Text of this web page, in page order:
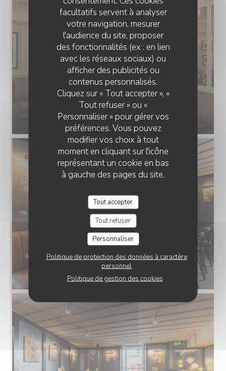
facultatifs servent à analyser
votre navigation, mesurer
l'audience du site, proposer
des fonctionnalités (ex : en lien
avec les réseaux sociaux) ou
afficher des publicités ou
contenus personnalisés.
Cliquez sur « Tout accepter », «
Tout refuser » ou «
Personnaliser » pour gérer vos
préférences. Vous pouvez
modifier vos choix à tout
moment en cliquant sur l'icône
représentant un cookie en bas
à gauche des pages du site.
Tout accepter
Tout refuser
Personnaliser
Politique de protection des données à caractère
personnel
Politique de gestion des cookies